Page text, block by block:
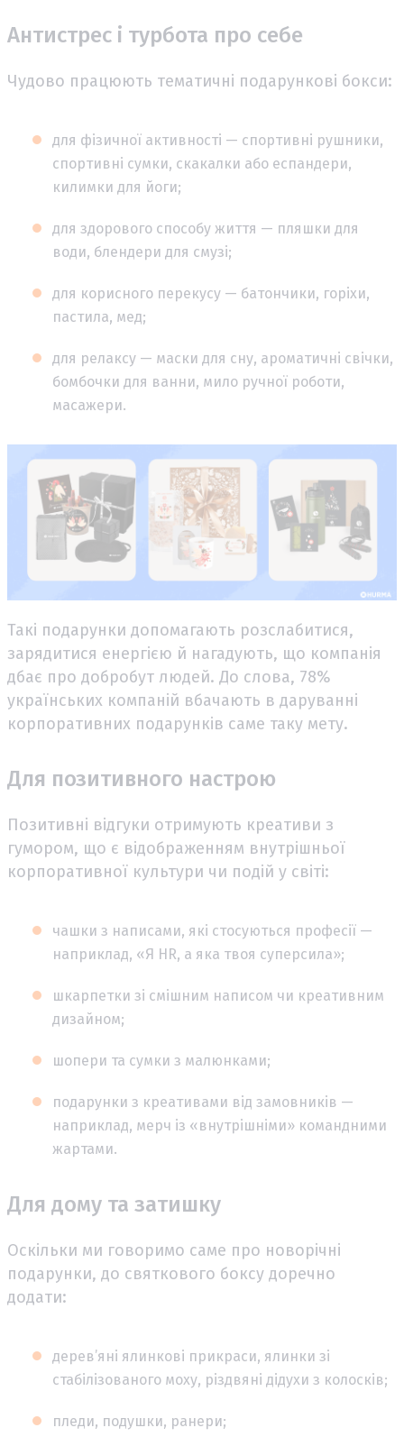
Антистрес і турбота про себе
Чудово працюють тематичні подарункові бокси:
для фізичної активності — спортивні рушники,
спортивні сумки, скакалки або еспандери,
килимки для йоги;
для здорового способу життя — пляшки для
води, блендери для смузі;
для корисного перекусу — батончики, горіхи,
пастила, мед;
для релаксу — маски для сну, ароматичні свічки,
бомбочки для ванни, мило ручної роботи,
масажери.
Такі подарунки допомагають розслабитися,
зарядитися енергією й нагадують, що компанія
дбає про добробут людей. До слова, 78%
українських компаній вбачають в даруванні
корпоративних подарунків саме таку мету.
Для позитивного настрою
Позитивні відгуки отримують креативи з
гумором, що є відображенням внутрішньої
корпоративної культури чи подій у світі:
чашки з написами, які стосуються професії —
наприклад, «Я HR, а яка твоя суперсила»;
шкарпетки зі смішним написом чи креативним
дизайном;
шопери та сумки з малюнками;
подарунки з креативами від замовників —
наприклад, мерч із «внутрішніми» командними
жартами.
Для дому та затишку
Оскільки ми говоримо саме про новорічні
подарунки, до святкового боксу доречно
додати:
дерев’яні ялинкові прикраси, ялинки зі
стабілізованого моху, різдвяні дідухи з колосків;
пледи, подушки, ранери;